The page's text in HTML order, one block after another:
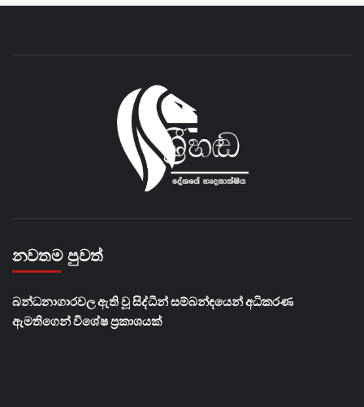
නවතම පුවත්
බන්ධනාගාරවල ඇති වූ සිද්ධීන් සම්බන්ඳයෙන් අධිකරණ
ඇමතිගෙන් විශේෂ ප්‍රකාශයක්